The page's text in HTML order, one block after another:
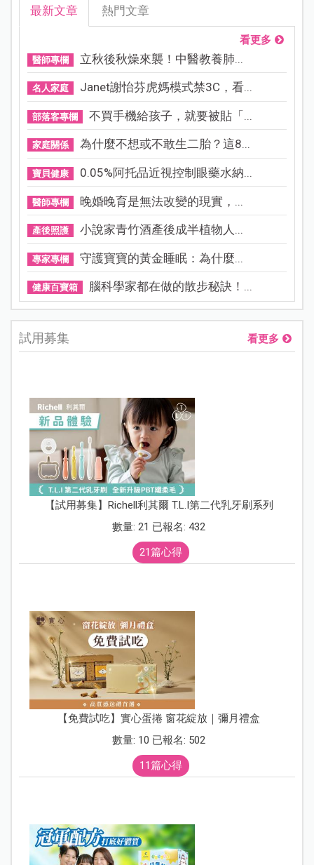
最新文章 熱門文章
看更多
醫師專欄 立秋後秋燥來襲！中醫教養肺...
名人家庭 Janet謝怡芬虎媽模式禁3C，看...
部落客專欄 不買手機給孩子，就要被貼「...
家庭關係 為什麼不想或不敢生二胎？這8...
寶貝健康 0.05%阿托品近視控制眼藥水納...
醫師專欄 晚婚晚育是無法改變的現實，...
產後照護 小說家青竹酒產後成半植物人...
專家專欄 守護寶寶的黃金睡眠：為什麼...
健康百寶箱 腦科學家都在做的散步秘訣！...
試用募集 看更多
【試用募集】Richell利其爾 T.L.I第二代乳牙刷系列
數量: 21 已報名: 432
21篇心得
【免費試吃】實心蛋捲 窗花綻放｜彌月禮盒
數量: 10 已報名: 502
11篇心得